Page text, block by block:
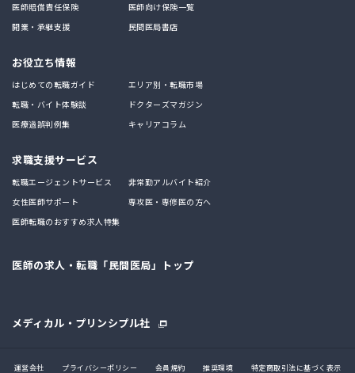
医師賠償責任保険
医師向け保険一覧
開業・承継支援
民間医局書店
お役立ち情報
はじめての転職ガイド
エリア別・転職市場
転職・バイト体験談
ドクターズマガジン
医療過誤判例集
キャリアコラム
求職支援サービス
転職エージェントサービス
非常勤アルバイト紹介
女性医師サポート
専攻医・専修医の方へ
医師転職のおすすめ求人特集
医師の求人・転職「民間医局」トップ
メディカル・プリンシプル社
運営会社 プライバシーポリシー 会員規約 推奨環境 特定商取引法に基づく表示